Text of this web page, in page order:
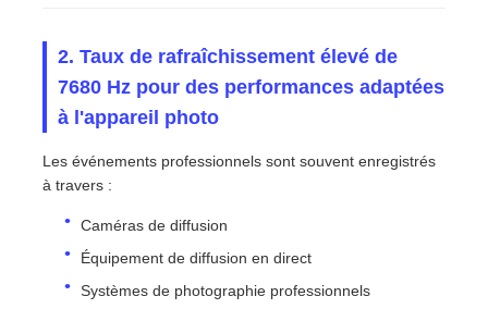
2. Taux de rafraîchissement élevé de
7680 Hz pour des performances adaptées
à l'appareil photo
Les événements professionnels sont souvent enregistrés
à travers :
Caméras de diffusion
Équipement de diffusion en direct
Systèmes de photographie professionnels